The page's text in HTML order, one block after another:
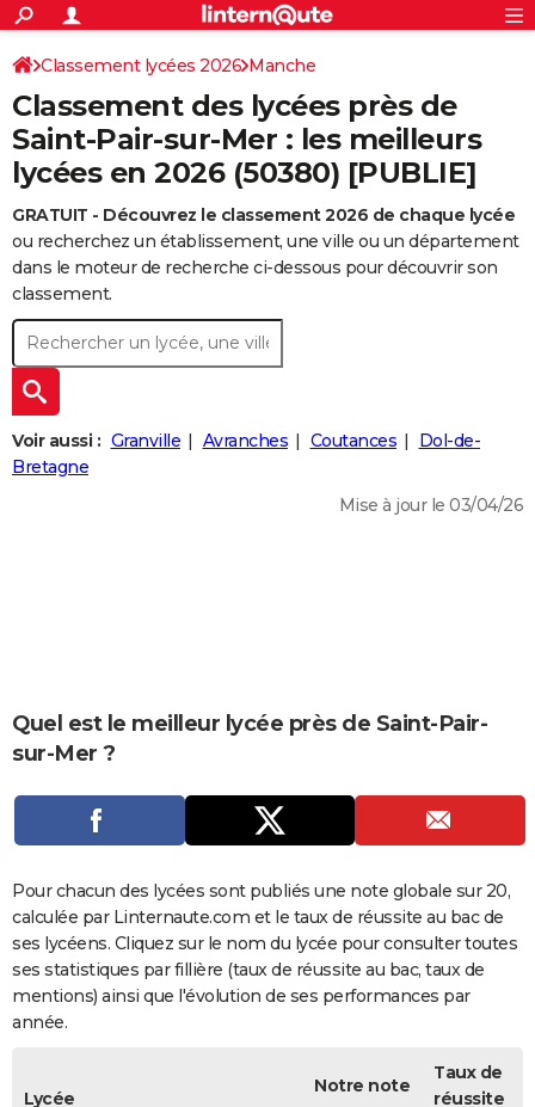
ACTUALITÉS
Politique
Société
Faits Divers
Education
Monde
Villes
+
SPORT
Coupe du monde 2026
Football
Tennis
Cyclisme
Rugby
Forum
CULTURE
Programme TV
TNT
Streaming
Cinéma
Sorties cinéma
Musique
+FINANCE
Retraite
Impôts
Epargne
Immobilier
Risques naturels par ville
Banque
Assurance
Crédit
AUTO
Essais
Réserver un essai
Citadines
Berlines
SUV
Forum auto
+
HIGH-TECH
BRICOLAGE
Forum
Aménagement intérieur
Extérieur
Cuisine
Salle de bains
Jardinage
Rangement
+WEEK-END
Guides de France
Escapades
Patrimoine
Expositions
Musées
Week-end nature
+
LIFESTYLE
Art de vivre
Bien-être
Loisirs
Mode
Modes de vie
+SANTE
Carte de Noël
Carte Bonne année
Carte Saint-Valentin
Carte Pâques
Carte d'anniversaire
DICTIONNAIRE
Dictionnaire
Biographies
Citations
Expressions
Proverbes
PROGRAMME TV
S'inscrire
Se connecter
Lycées
Collèges
Primaires
Universités
Entreprises
Service militaire
Avis de recherche
AVIS DE DÉCÈS
FORUM
Bricolage
Lifestyle
Culture
Sport
Auto
Television
Voyage
Cinema
S'inscrire
Connexion
Classement lycées 2026 Manche
Classement des lycées près de
Saint-Pair-sur-Mer : les meilleurs
lycées en 2026 (50380) [PUBLIE]
GRATUIT - Découvrez le classement 2026 de chaque lycée
ou recherchez un établissement, une ville ou un département
dans le moteur de recherche ci-dessous pour découvrir son
classement.
Voir aussi : Granville Avranches Coutances
Dol-de-
Bretagne
Mise à jour le 03/04/26
Quel est le meilleur lycée près de Saint-Pair-
sur-Mer ?
Pour chacun des lycées sont publiés une note globale sur 20,
calculée par Linternaute.com et le taux de réussite au bac de
ses lycéens. Cliquez sur le nom du lycée pour consulter toutes
ses statistiques par fillière (taux de réussite au bac, taux de
mentions) ainsi que l'évolution de ses performances par
année.
Lycée
Notre note
Taux de
réussite